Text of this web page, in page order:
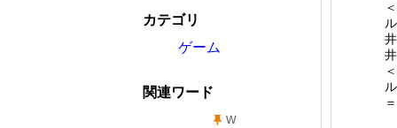
カテゴリ
ゲーム
関連ワード
w